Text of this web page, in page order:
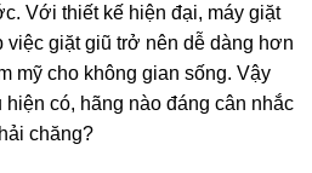
Với thiết kế hiện đại, máy giặt
giặt giũ trở nên dễ dàng hơn
mỹ cho không gian sống. Vậy
có, hãng nào đáng cân nhắc
chăng?